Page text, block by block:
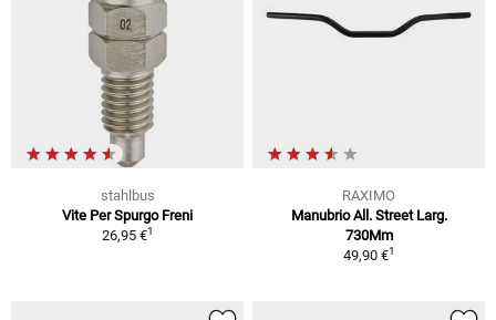
stahlbus
Vite Per Spurgo Freni
26,95 €1
RAXIMO
Manubrio All. Street Larg.
730Mm
49,90 €1